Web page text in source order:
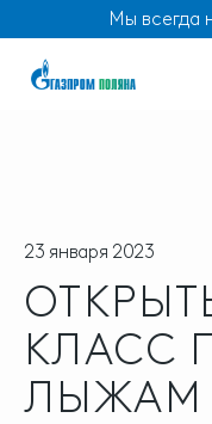
Мы всегда
23 января 2023
КЛАСС
ЛЫЖАМ